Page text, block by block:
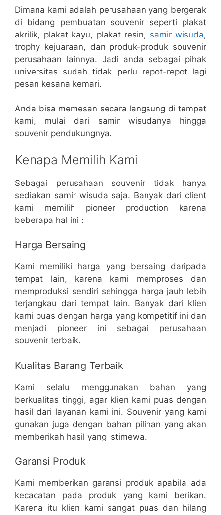
Dimana kami adalah perusahaan yang bergerak
di bidang pembuatan souvenir seperti plakat
akrilik, plakat kayu, plakat resin, samir wisuda,
trophy kejuaraan, dan produk-produk souvenir
perusahaan lainnya. Jadi anda sebagai pihak
universitas sudah tidak perlu repot-repot lagi
pesan kesana kemari.
Anda bisa memesan secara langsung di tempat
kami, mulai dari samir wisudanya hingga
souvenir pendukungnya.
Kenapa Memilih Kami
Sebagai perusahaan souvenir tidak hanya
sediakan samir wisuda saja. Banyak dari client
kami memilih pioneer production karena
beberapa hal ini :
Harga Bersaing
Kami memiliki harga yang bersaing daripada
tempat lain, karena kami memproses dan
memproduksi sendiri sehingga harga jauh lebih
terjangkau dari tempat lain. Banyak dari klien
kami puas dengan harga yang kompetitif ini dan
menjadi pioneer ini sebagai perusahaan
souvenir terbaik.
Kualitas Barang Terbaik
Kami selalu menggunakan bahan yang
berkualitas tinggi, agar klien kami puas dengan
hasil dari layanan kami ini. Souvenir yang kami
gunakan juga dengan bahan pilihan yang akan
memberikah hasil yang istimewa.
Garansi Produk
Kami memberikan garansi produk apabila ada
kecacatan pada produk yang kami berikan.
Karena itu klien kami sangat puas dan hilang